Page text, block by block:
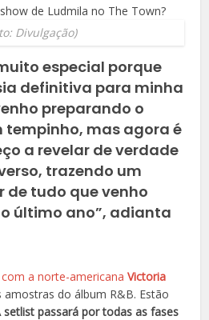
Divulgação)
especial porque
definitiva para minha
preparando o
tempinho, mas agora é
a revelar de verdade
trazendo um
de tudo que venho
último ano”, adianta
com a norte-americana Victoria
amostras do álbum R&B. Estão
setlist passará por todas as fases